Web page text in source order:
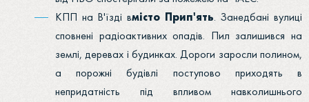
КПП на В'їзді вмісто Прип'ять. Занедбані вулиці
сповнені радіоактивних опадів. Пил залишився на
землі, деревах і будинках. Дороги заросли полином,
а порожні будівлі поступово приходять в
непридатність під впливом навколишнього